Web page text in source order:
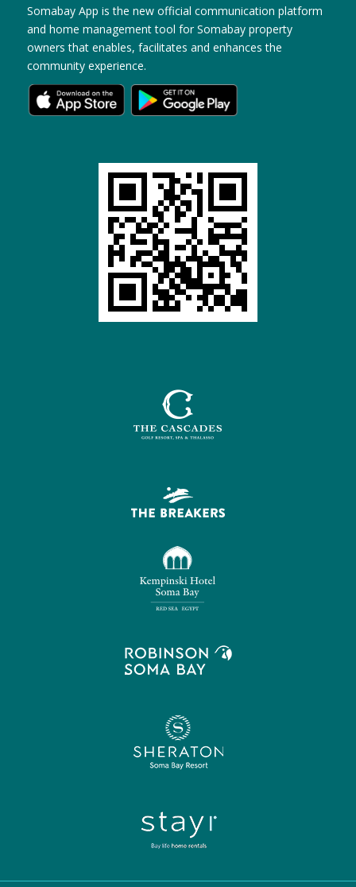
Somabay App is the new official communication platform
and home management tool for Somabay property
owners that enables, facilitates and enhances the
community experience.